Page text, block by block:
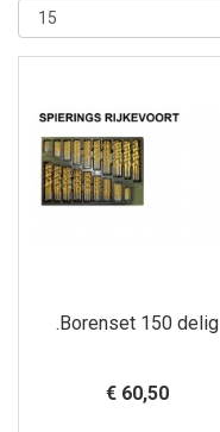
.Borenset 150 delig
€ 60,50